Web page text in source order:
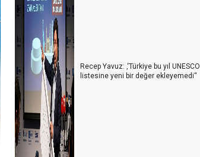
Recep Yavuz: ‚‘Türkiye bu yıl UNESCO
listesine yeni bir değer ekleyemedi‘‘